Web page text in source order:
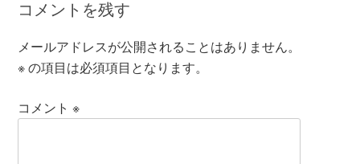
コメントを残す
メールアドレスが公開されることはありません。
※の項目は必須項目となります。
コメント※